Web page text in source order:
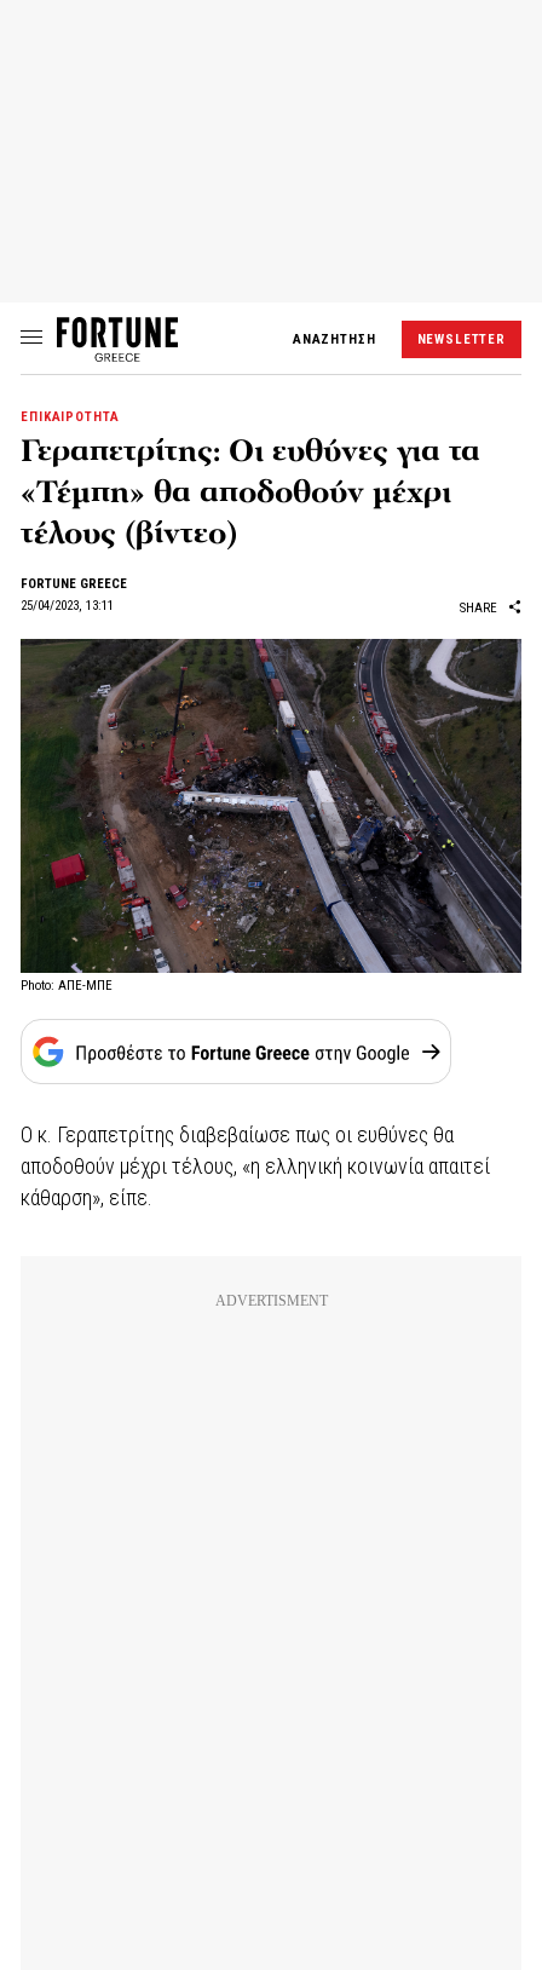
ΑΝΑΖΗΤΗΣΗ NEWSLETTER
ΕΠΙΚΑΙΡΟΤΗΤΑ
Γεραπετρίτης: Οι ευθύνες για τα
«Τέμπη» θα αποδοθούν μέχρι
τέλους (βίντεο)
FORTUNE GREECE
25/04/2023, 13:11
SHARE
Photo: ΑΠΕ-ΜΠΕ
Ο κ. Γεραπετρίτης διαβεβαίωσε πως οι ευθύνες θα
αποδοθούν μέχρι τέλους, «η ελληνική κοινωνία απαιτεί
κάθαρση», είπε.